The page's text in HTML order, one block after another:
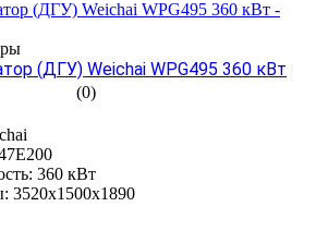
(ДГУ) Weichai WPG495 360 кВт
(0)
360 кВт
3520x1500x1890